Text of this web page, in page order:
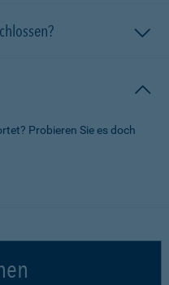
Probieren Sie es doch